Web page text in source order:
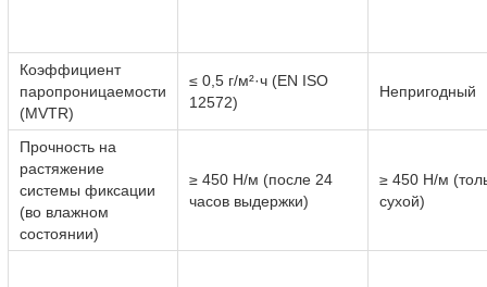
Коэффициент
паропроницаемости
(MVTR)
≤ 0,5 г/м²·ч (EN ISO
12572)
Непригодный
Прочность на
растяжение
системы фиксации
(во влажном
состоянии)
≥ 450 Н/м (после 24
часов выдержки)
≥ 450 Н/м
сухой)